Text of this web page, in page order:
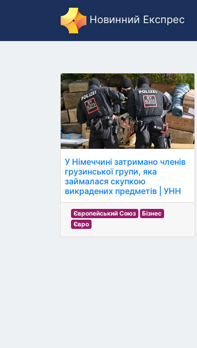
Новинний Експрес
У Німеччині затримано членів
грузинської групи, яка
займалася скупкою
викрадених предметів | УНН
Європейський Союз
Бізнес
Євро